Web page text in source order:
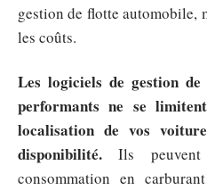
gestion de flotte automobile,
les coûts.
Les logiciels de gestion
performants ne se
localisation de vos
disponibilité.Ils
consommation en